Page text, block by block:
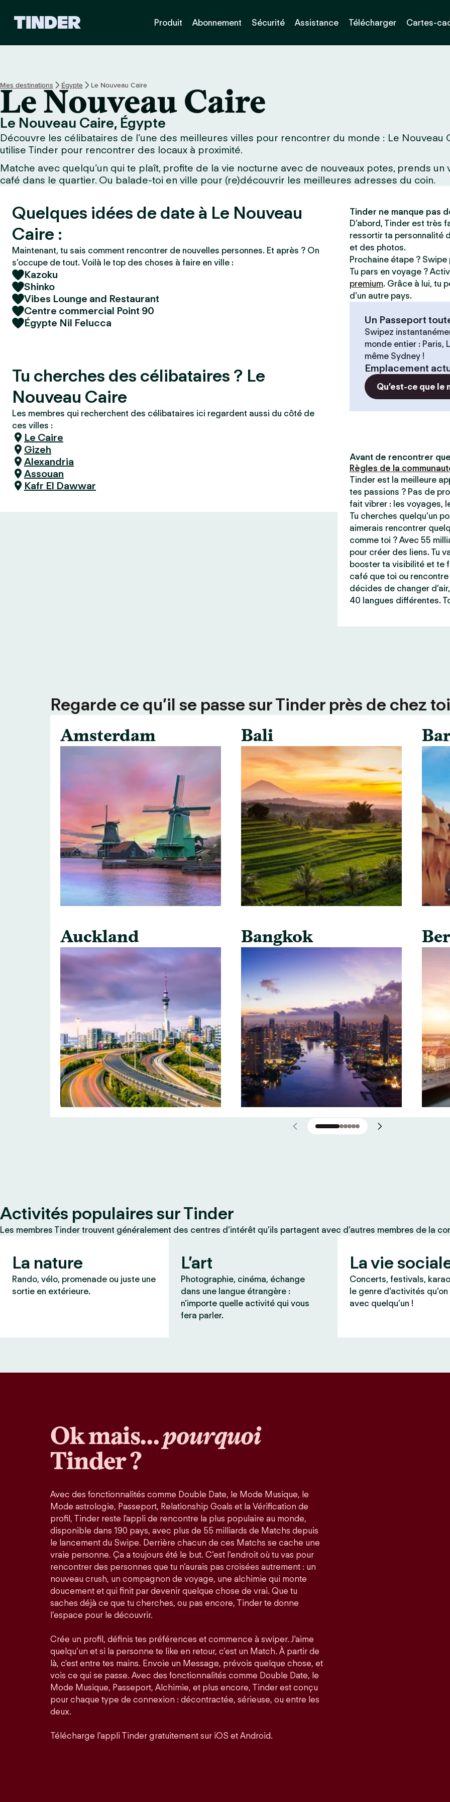
T
n
d
e
Produit Abonnement Sécurité Assistance Télécharger Cartes-
Mes destinations Égypte Le Nouveau Caire
Le Nouveau Caire
Le Nouveau Caire, Égypte
Découvre les célibataires de l’une des meilleures villes pour rencontrer du monde : Le Nouveau
utilise Tinder pour rencontrer des locaux à proximité.
Matche avec quelqu’un qui te plaît, profite de la vie nocturne avec de nouveaux potes, prends
café dans le quartier. Ou balade-toi en ville pour (re)découvrir les meilleures adresses du coin.
Quelques idées de date à Le Nouveau
Caire :
Maintenant, tu sais comment rencontrer de nouvelles personnes. Et après ? On
s’occupe de tout. Voilà le top des choses à faire en ville :
Kazoku
Shinko
Vibes Lounge and Restaurant
Centre commercial Point 90
Égypte Nil Felucca
Tu cherches des célibataires ? Le
Nouveau Caire
Les membres qui recherchent des célibataires ici regardent aussi du côté de
ces villes :
Le Caire
Gizeh
Alexandria
Assouan
Kafr El Dawwar
Tinder ne manque pas
D’abord, Tinder est très
ressortir ta personnalité
et des photos.
Prochaine étape ?
Tu pars en voyage ?
premium. Grâce à lui, tu
d’un autre pays.
Un Passeport
Swipez
monde entier : Paris,
même Sydney !
Emplacement
Qu’est-ce que le
Avant de rencontrer
Règles de la
Tinder est la meilleure
tes passions ? Pas de
fait vibrer : les voyages,
Tu cherches quelqu’un
aimerais rencontrer
comme toi ? Avec 55
pour créer des liens. Tu
booster ta visibilité et te
café que toi ou
décides de changer
40 langues différentes.
Regarde ce qu’il se passe sur Tinder près de chez
Amsterdam
Auckland
Bali
Bangkok
Activités populaires sur Tinder
Les membres Tinder trouvent généralement des centres d’intérêt qu’ils partagent avec d’autres membres de la
La nature
Rando, vélo, promenade ou juste une
sortie en extérieure.
L’art
Photographie, cinéma, échange
dans une langue étrangère :
n’importe quelle activité qui vous
fera parler.
La vie
Concerts, festivals,
le genre d’activités
avec quelqu’un !
Ok mais…pourquoi
Tinder ?
Avec des fonctionnalités comme Double Date, le Mode Musique, le
Mode astrologie, Passeport, Relationship Goals et la Vérification de
profil, Tinder reste l'appli de rencontre la plus populaire au monde,
disponible dans 190 pays, avec plus de 55 milliards de Matchs depuis
le lancement du Swipe. Derrière chacun de ces Matchs se cache une
vraie personne. Ça a toujours été le but. C’est l’endroit où tu vas pour
rencontrer des personnes que tu n’aurais pas croisées autrement : un
nouveau crush, un compagnon de voyage, une alchimie qui monte
doucement et qui finit par devenir quelque chose de vrai. Que tu
saches déjà ce que tu cherches, ou pas encore, Tinder te donne
l’espace pour le découvrir.
Crée un profil, définis tes préférences et commence à swiper. J'aime
quelqu’un et si la personne te like en retour, c’est un Match. À partir de
là, c'est entre tes mains. Envoie un Message, prévois quelque chose, et
vois ce qui se passe. Avec des fonctionnalités comme Double Date, le
Mode Musique, Passeport, Alchimie, et plus encore, Tinder est conçu
pour chaque type de connexion : décontractée, sérieuse, ou entre les
deux.
Télécharge l’appli Tinder gratuitement sur iOS et Android.